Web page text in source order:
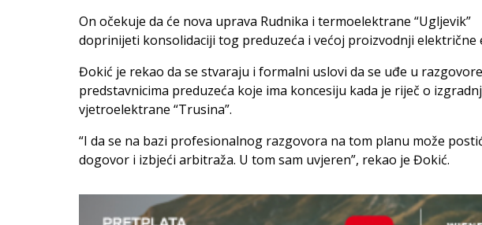
On očekuje da će nova uprava Rudnika i termoelektrane “Ugljevik”
doprinijeti konsolidaciji tog preduzeća i većoj proizvodnji električne
Đokić je rekao da se stvaraju i formalni uslovi da se uđe u
predstavnicima preduzeća koje ima koncesiju kada je riječ o
vjetroelektrane “Trusina”.
“I da se na bazi profesionalnog razgovora na tom planu može
dogovor i izbjeći arbitraža. U tom sam uvjeren”, rekao je Đokić.